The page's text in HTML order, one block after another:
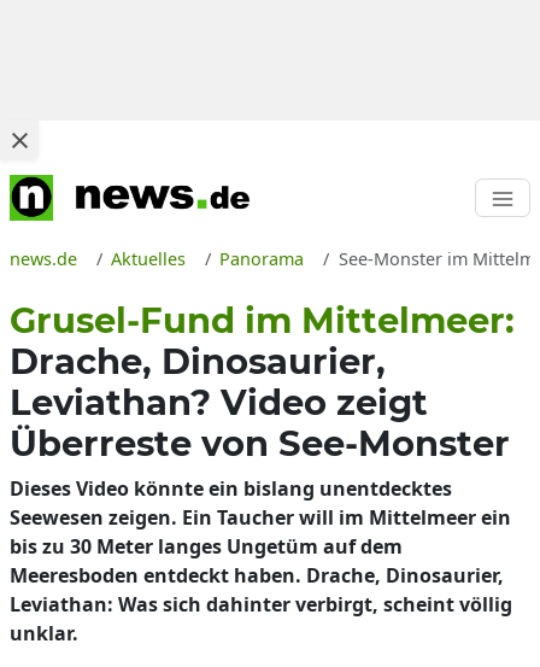
news.de Aktuelles Panorama See-Monster im
Grusel-Fund im Mittelmeer:
Drache, Dinosaurier,
Leviathan? Video zeigt
Überreste von See-Monster
Dieses Video könnte ein bislang unentdecktes
Seewesen zeigen. Ein Taucher will im Mittelmeer ein
bis zu 30 Meter langes Ungetüm auf dem
Meeresboden entdeckt haben. Drache, Dinosaurier,
Leviathan: Was sich dahinter verbirgt, scheint völlig
unklar.